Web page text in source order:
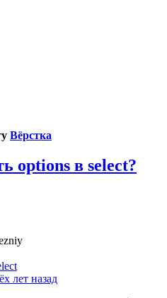
Вёрстка
options в select?
лет назад